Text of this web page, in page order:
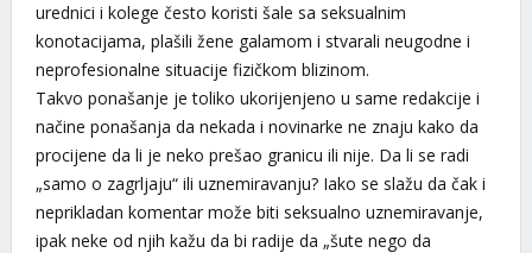
urednici i kolege često koristi šale sa seksualnim
konotacijama, plašili žene galamom i stvarali neugodne i
neprofesionalne situacije fizičkom blizinom.
Takvo ponašanje je toliko ukorijenjeno u same redakcije i
načine ponašanja da nekada i novinarke ne znaju kako da
procijene da li je neko prešao granicu ili nije. Da li se radi
„samo o zagrljaju“ ili uznemiravanju? Iako se slažu da čak i
neprikladan komentar može biti seksualno uznemiravanje,
ipak neke od njih kažu da bi radije da „šute nego da